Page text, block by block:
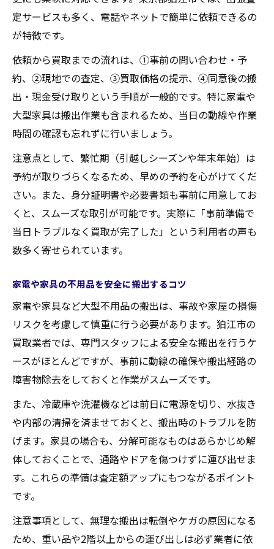
定サービスも多く、電話やネットで簡単に依頼できるの
が特徴です。
依頼から買取までの流れは、①事前の問い合わせ・予
約、②現地での査定、③買取価格の提示、④同意後の搬
出・現金受け取りという手順が一般的です。特に家電や
大型家具は搬出作業も含まれるため、当日の動線や作業
時間の確認も忘れずに行いましょう。
注意点として、繁忙期（引越しシーズンや年末年始）は
予約が取りづらくなるため、早めの予約を心がけてくだ
さい。また、身分証明書や必要書類も事前に用意してお
くと、スムーズな取引が可能です。実際に「事前準備で
当日トラブルなく買取が完了した」という利用者の声も
数多く寄せられています。
家電や家具の不用品を安全に搬出するコツ
家電や家具など大型不用品の搬出は、事故や家屋の損傷
リスクを考慮して慎重に行う必要があります。狛江市の
買取業者では、専門スタッフによる安全な搬出を行うケ
ースがほとんどですが、事前に動線の確保や搬出経路の
障害物除去をしておくと作業がスムーズです。
また、冷蔵庫や洗濯機などは前日に電源を切り、水抜き
や内部の清掃を済ませておくと、搬出時のトラブルを防
げます。家具の場合も、分解可能なものはあらかじめ解
体しておくことで、通路やドアを傷つけずに運び出せま
す。これらの準備は査定額アップにもつながるポイント
です。
注意事項として、無理な搬出は転倒やケガの原因になる
ため、重い品や2階以上からの運び出しは必ず業者に依